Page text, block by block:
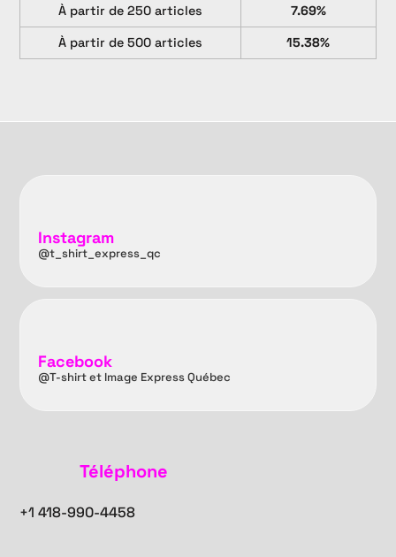
À partir de 250 articles
7.69%
À partir de 500 articles
15.38%
Instagram
@t_shirt_express_qc
Facebook
@T-shirt et Image Express Québec
Téléphone
+1418-990-4458